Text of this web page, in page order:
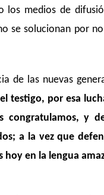
los medios de
se solucionan por
de las nuevas
testigo, por esa
y
a la vez que
hoy en la lengua